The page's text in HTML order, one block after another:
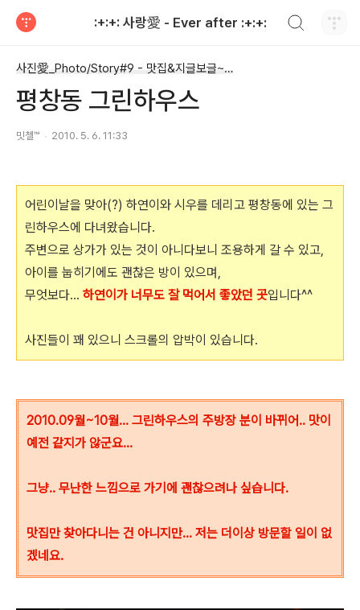
:+:+: 사랑愛 - Ever after :+:+:
사진愛_Photo/Story#9 - 맛집&지글보글~★
평창동 그린하우스
밋첼™ 2010. 5. 6. 11:33
어린이날을 맞아(?) 하연이와 시우를 데리고 평창동에 있는 그
린하우스에 다녀왔습니다.
주변으로 상가가 있는 것이 아니다보니 조용하게 갈 수 있고,
아이를 눕히기에도 괜찮은 방이 있으며,
무엇보다... 하연이가 너무도 잘 먹어서 좋았던 곳입니다^^
사진들이 꽤 있으니 스크롤의 압박이 있습니다.
2010.09월~10월... 그린하우스의 주방장 분이 바뀌어.. 맛이
예전 같지가 않군요...
그냥.. 무난한 느낌으로 가기에 괜찮으려나 싶습니다.
맛집만 찾아다니는 건 아니지만... 저는 더이상 방문할 일이 없
겠네요.